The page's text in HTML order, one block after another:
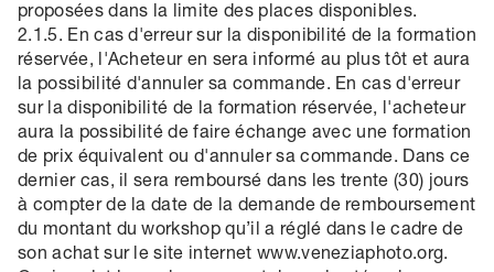
proposées dans la limite des places disponibles.
2.1.5. En cas d'erreur sur la disponibilité de la formation
réservée, l'Acheteur en sera informé au plus tôt et aura
la possibilité d'annuler sa commande. En cas d'erreur
sur la disponibilité de la formation réservée, l'acheteur
aura la possibilité de faire échange avec une formation
de prix équivalent ou d'annuler sa commande. Dans ce
dernier cas, il sera remboursé dans les trente (30) jours
à compter de la date de la demande de remboursement
du montant du workshop qu’il a réglé dans le cadre de
son achat sur le site internet www.veneziaphoto.org.